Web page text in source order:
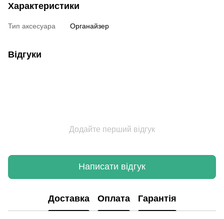
Характеристики
Тип аксесуара Органайзер
Відгуки
Додайте перший відгук
Написати відгук
Доставка Оплата Гарантія